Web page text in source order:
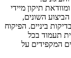
תיקון מיידי
השונים,
ביניים. הפיקוח
תעמוד בכל
המקפידים על